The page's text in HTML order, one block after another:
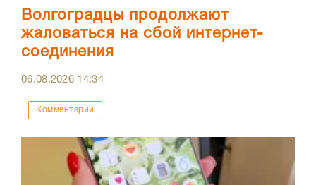
Волгоградцы продолжают
жаловаться на сбой интернет-
соединения
06.08.2026 14:34
Комментарии